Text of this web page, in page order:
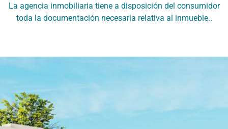
La agencia inmobiliaria tiene a disposición del consumidor
toda la documentación necesaria relativa al inmueble..